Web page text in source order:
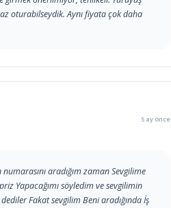
oturabilseydik. Aynı fiyata çok daha
5 ay önce
aradığım zaman Sevgilime
Yapacağımı söyledim ve sevgilimin
Fakat sevgilim Beni aradığında İş